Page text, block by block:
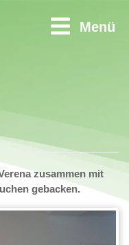
Menü
zusammen mit
gebacken.